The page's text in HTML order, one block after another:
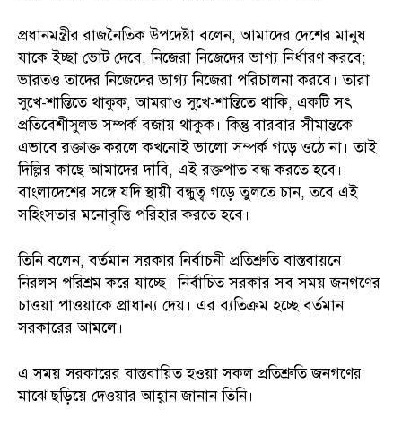
প্রধানমন্ত্রীর রাজনৈতিক উপদেষ্টা বলেন, আমাদের দেশের মানুষ
যাকে ইচ্ছা ভোট দেবে, নিজেরা নিজেদের ভাগ্য নির্ধারণ করবে;
ভারতও তাদের নিজেদের ভাগ্য নিজেরা পরিচালনা করবে। তারা
সুখে-শান্তিতে থাকুক, আমরাও সুখে-শান্তিতে থাকি, একটি সৎ
প্রতিবেশীসুলভ সম্পর্ক বজায় থাকুক। কিন্তু বারবার সীমান্তকে
এভাবে রক্তাক্ত করলে কখনোই ভালো সম্পর্ক গড়ে ওঠে না। তাই
দিল্লির কাছে আমাদের দাবি, এই রক্তপাত বন্ধ করতে হবে।
বাংলাদেশের সঙ্গে যদি স্থায়ী বন্ধুত্ব গড়ে তুলতে চান, তবে এই
সহিংসতার মনোবৃত্তি পরিহার করতে হবে।
তিনি বলেন, বর্তমান সরকার নির্বাচনী প্রতিশ্রুতি বাস্তবায়নে
নিরলস পরিশ্রম করে যাচ্ছে। নির্বাচিত সরকার সব সময় জনগণের
চাওয়া পাওয়াকে প্রাধান্য দেয়। এর ব্যতিক্রম হচ্ছে বর্তমান
সরকারের আমলে।
এ সময় সরকারের বাস্তবায়িত হওয়া সকল প্রতিশ্রুতি জনগণের
মাঝে ছড়িয়ে দেওয়ার আহ্বান জানান তিনি।